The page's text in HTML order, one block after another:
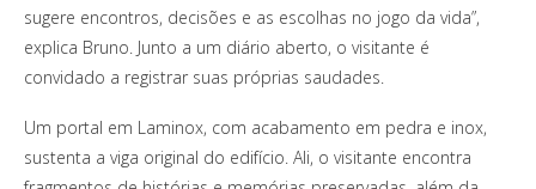
sugere encontros, decisões e as escolhas no jogo da vida”,
explica Bruno. Junto a um diário aberto, o visitante é
convidado a registrar suas próprias saudades.
Um portal em Laminox, com acabamento em pedra e inox,
sustenta a viga original do edifício. Ali, o visitante encontra